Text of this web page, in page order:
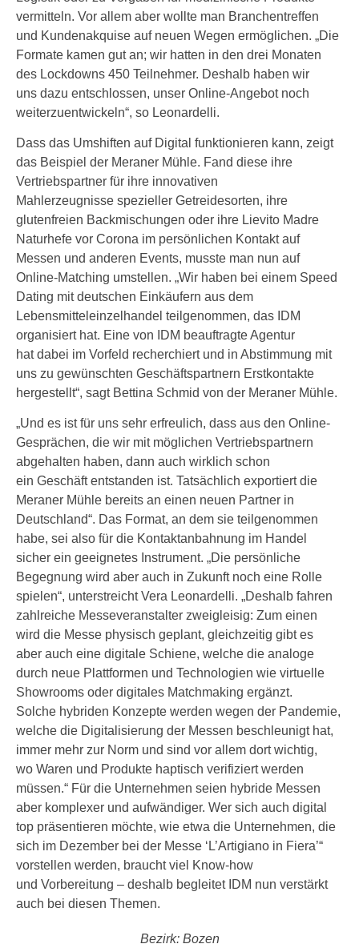
vermitteln. Vor allem aber wollte man Branchentreffen
und Kundenakquise auf neuen Wegen ermöglichen. „Die
Formate kamen gut an; wir hatten in den drei Monaten
des Lockdowns 450 Teilnehmer. Deshalb haben wir
uns dazu entschlossen, unser Online-Angebot noch
weiterzuentwickeln“, so Leonardelli.
Dass das Umshiften auf Digital funktionieren kann, zeigt
das Beispiel der Meraner Mühle. Fand diese ihre
Vertriebspartner für ihre innovativen
Mahlerzeugnisse spezieller Getreidesorten, ihre
glutenfreien Backmischungen oder ihre Lievito Madre
Naturhefe vor Corona im persönlichen Kontakt auf
Messen und anderen Events, musste man nun auf
Online-Matching umstellen. „Wir haben bei einem Speed
Dating mit deutschen Einkäufern aus dem
Lebensmitteleinzelhandel teilgenommen, das IDM
organisiert hat. Eine von IDM beauftragte Agentur
hat dabei im Vorfeld recherchiert und in Abstimmung mit
uns zu gewünschten Geschäftspartnern Erstkontakte
hergestellt“, sagt Bettina Schmid von der Meraner Mühle.
„Und es ist für uns sehr erfreulich, dass aus den Online-
Gesprächen, die wir mit möglichen Vertriebspartnern
abgehalten haben, dann auch wirklich schon
ein Geschäft entstanden ist. Tatsächlich exportiert die
Meraner Mühle bereits an einen neuen Partner in
Deutschland“. Das Format, an dem sie teilgenommen
habe, sei also für die Kontaktanbahnung im Handel
sicher ein geeignetes Instrument. „Die persönliche
Begegnung wird aber auch in Zukunft noch eine Rolle
spielen“, unterstreicht Vera Leonardelli. „Deshalb fahren
zahlreiche Messeveranstalter zweigleisig: Zum einen
wird die Messe physisch geplant, gleichzeitig gibt es
aber auch eine digitale Schiene, welche die analoge
durch neue Plattformen und Technologien wie virtuelle
Showrooms oder digitales Matchmaking ergänzt.
Solche hybriden Konzepte werden wegen der Pandemie,
welche die Digitalisierung der Messen beschleunigt hat,
immer mehr zur Norm und sind vor allem dort wichtig,
wo Waren und Produkte haptisch verifiziert werden
müssen.“ Für die Unternehmen seien hybride Messen
aber komplexer und aufwändiger. Wer sich auch digital
top präsentieren möchte, wie etwa die Unternehmen, die
sich im Dezember bei der Messe ‘L’Artigiano in Fiera’“
vorstellen werden, braucht viel Know-how
und Vorbereitung – deshalb begleitet IDM nun verstärkt
auch bei diesen Themen.
Bezirk: Bozen